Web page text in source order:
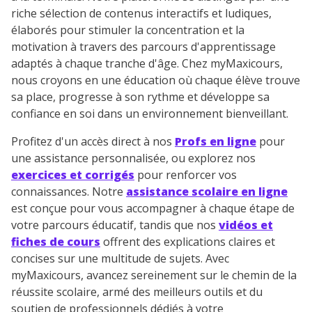
riche sélection de contenus interactifs et ludiques,
élaborés pour stimuler la concentration et la
motivation à travers des parcours d'apprentissage
adaptés à chaque tranche d'âge. Chez myMaxicours,
nous croyons en une éducation où chaque élève trouve
sa place, progresse à son rythme et développe sa
confiance en soi dans un environnement bienveillant.
Profitez d'un accès direct à nos Profs en ligne pour
une assistance personnalisée, ou explorez nos
exercices et corrigés pour renforcer vos
connaissances. Notre assistance scolaire en ligne
est conçue pour vous accompagner à chaque étape de
votre parcours éducatif, tandis que nos vidéos et
fiches de cours offrent des explications claires et
concises sur une multitude de sujets. Avec
myMaxicours, avancez sereinement sur le chemin de la
réussite scolaire, armé des meilleurs outils et du
soutien de professionnels dédiés à votre